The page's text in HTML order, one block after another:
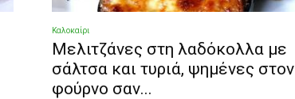
Καλοκαίρι
Μελιτζάνες στη λαδόκολλα με
σάλτσα και τυριά, ψημένες στον
φούρνο σαν...